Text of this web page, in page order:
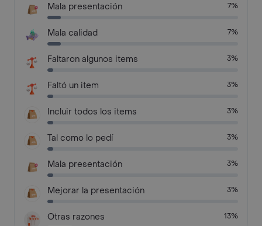
Mala presentación 7%
Mala calidad 7%
Faltaron algunos items 3%
Faltó un item 3%
Incluir todos los items 3%
Tal como lo pedí 3%
Mala presentación 3%
Mejorar la presentación 3%
Otras razones 13%